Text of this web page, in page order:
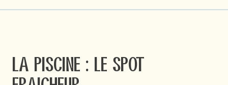
La piscine : le spot